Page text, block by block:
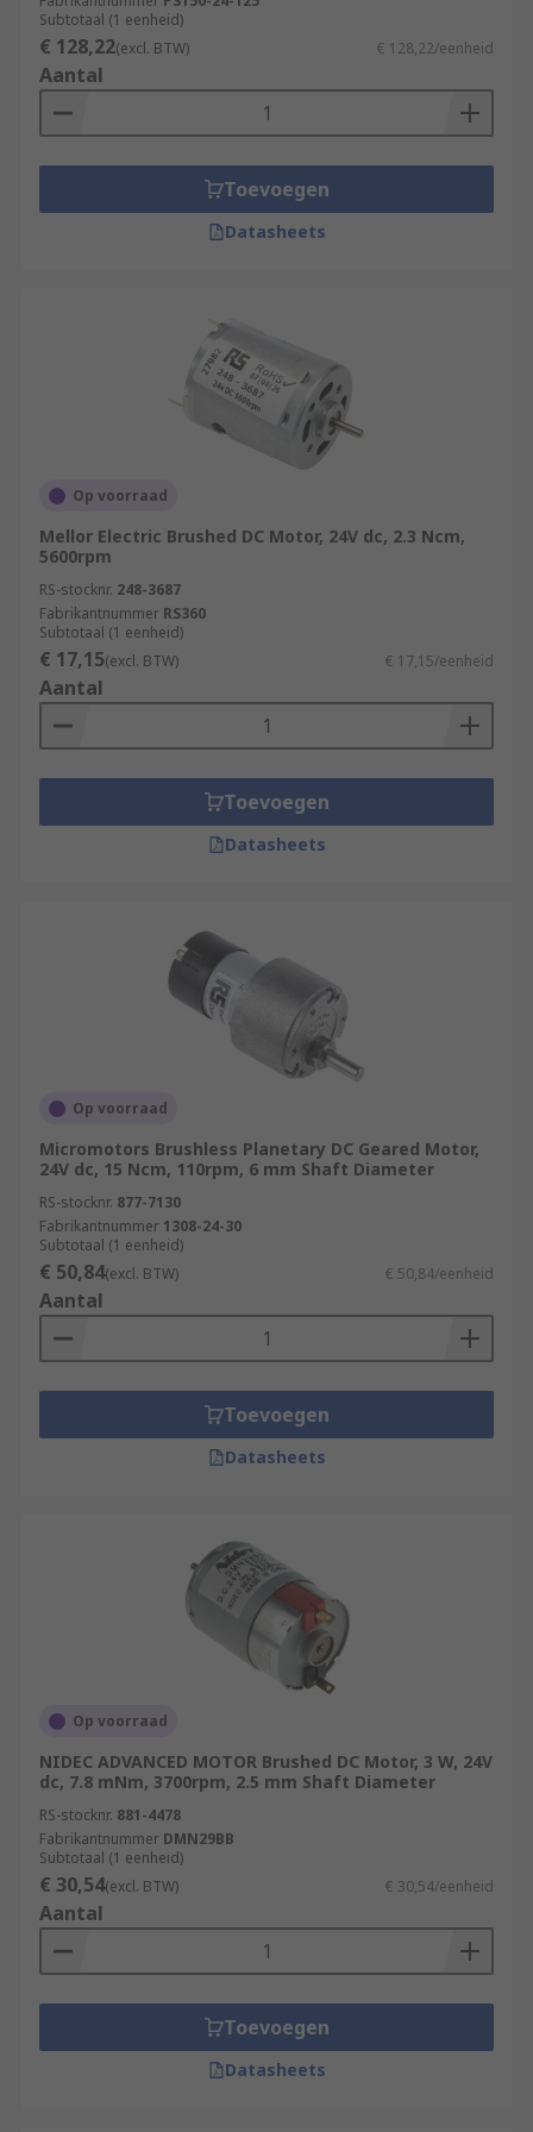
Subtotaal (1 eenheid)
€ 128,22(excl. BTW) € 128,22/eenheid
Aantal
Toevoegen
Datasheets
Op voorraad
Mellor Electric Brushed DC Motor, 24V dc, 2.3 Ncm,
5600rpm
RS-stocknr. 248-3687
Fabrikantnummer RS360
Subtotaal (1 eenheid)
€ 17,15(excl. BTW) € 17,15/eenheid
Aantal
Toevoegen
Datasheets
Op voorraad
Micromotors Brushless Planetary DC Geared Motor,
24V dc, 15 Ncm, 110rpm, 6 mm Shaft Diameter
RS-stocknr. 877-7130
Fabrikantnummer 1308-24-30
Subtotaal (1 eenheid)
€ 50,84(excl. BTW) € 50,84/eenheid
Aantal
Toevoegen
Datasheets
Op voorraad
NIDEC ADVANCED MOTOR Brushed DC Motor, 3 W, 24V
dc, 7.8 mNm, 3700rpm, 2.5 mm Shaft Diameter
RS-stocknr. 881-4478
Fabrikantnummer DMN29BB
Subtotaal (1 eenheid)
€ 30,54(excl. BTW) € 30,54/eenheid
Aantal
Toevoegen
Datasheets